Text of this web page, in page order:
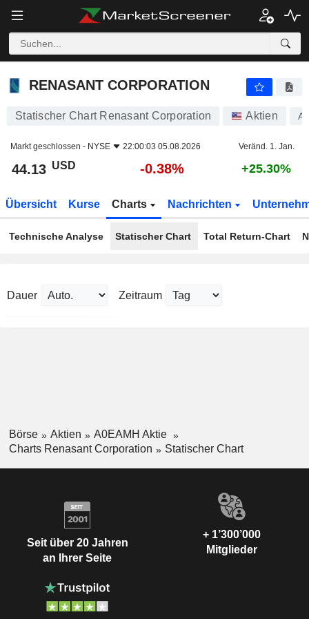
RENASANT CORPORATION
RENASANT CORPORATION
Statischer Chart Renasant Corporation Aktien
Markt geschlossen - NYSE 22:00:03 05.08.2026 Veränd. 1. Jan.
44.13 USD -0.38% +25.30%
Übersicht Kurse Charts Nachrichten
Technische Analyse Statischer Chart Total Return-Chart
Dauer Zeitraum
Börse Aktien
A0EAMH Aktie
Charts Renasant Corporation
Statischer Chart
Seit über 20 Jahren
an Ihrer Seite
+ 1’300’000
Mitglieder